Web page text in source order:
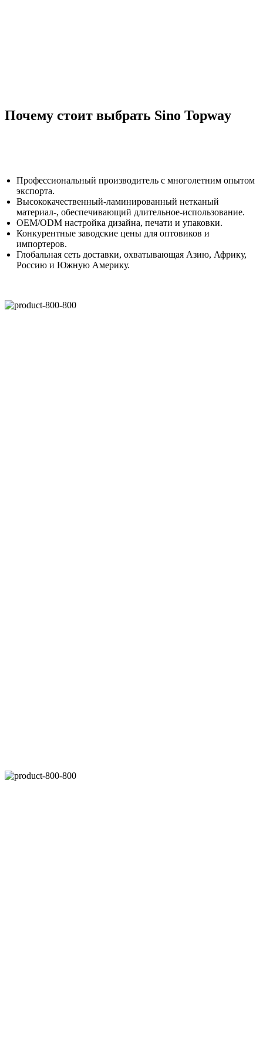
Почему стоит выбрать Sino Topway
Профессиональный производитель с многолетним опытом
экспорта.
Высококачественный-ламинированный нетканый
материал-, обеспечивающий длительное-использование.
OEM/ODM настройка дизайна, печати и упаковки.
Конкурентные заводские цены для оптовиков и
импортеров.
Глобальная сеть доставки, охватывающая Азию, Африку,
Россию и Южную Америку.